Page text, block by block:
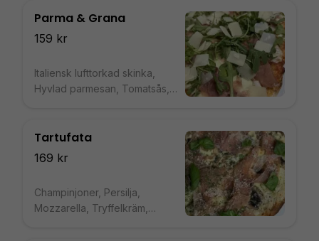
Parma & Grana
159 kr
Italiensk lufttorkad skinka,
Hyvlad parmesan, Tomatsås,
Tartufata
169 kr
Champinjoner, Persilja,
Mozzarella, Tryffelkräm,